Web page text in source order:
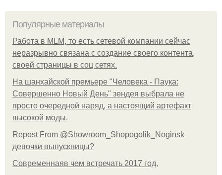
Популярные материалы
Работа в MLM, то есть сетевой компании сейчас
неразрывно связана с создание своего контента,
своей страницы в соц сетях.
На шанхайской премьере "Человека - Паука:
Совершенно Новый День" зендея выбрала не
просто очередной наряд, а настоящий артефакт
высокой моды.
Repost From @Showroom_Shopogolik_Noginsk
девочки выпускницы?
Современнаяв чем встречать 2017 год.